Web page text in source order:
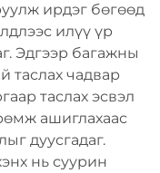
ирдэг бөгөөд
илүү үр
Эдгээр багажны
таслах чадвар
таслах эсвэл
ашиглахаас
дуусгадаг.
нь суурин